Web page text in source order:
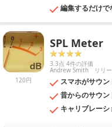
編集するだけ
120円
SPL Meter
3.3点 4件の評価
Andrew Smith リリ
スマホがサウ
昔からのサウ
キャリブレー